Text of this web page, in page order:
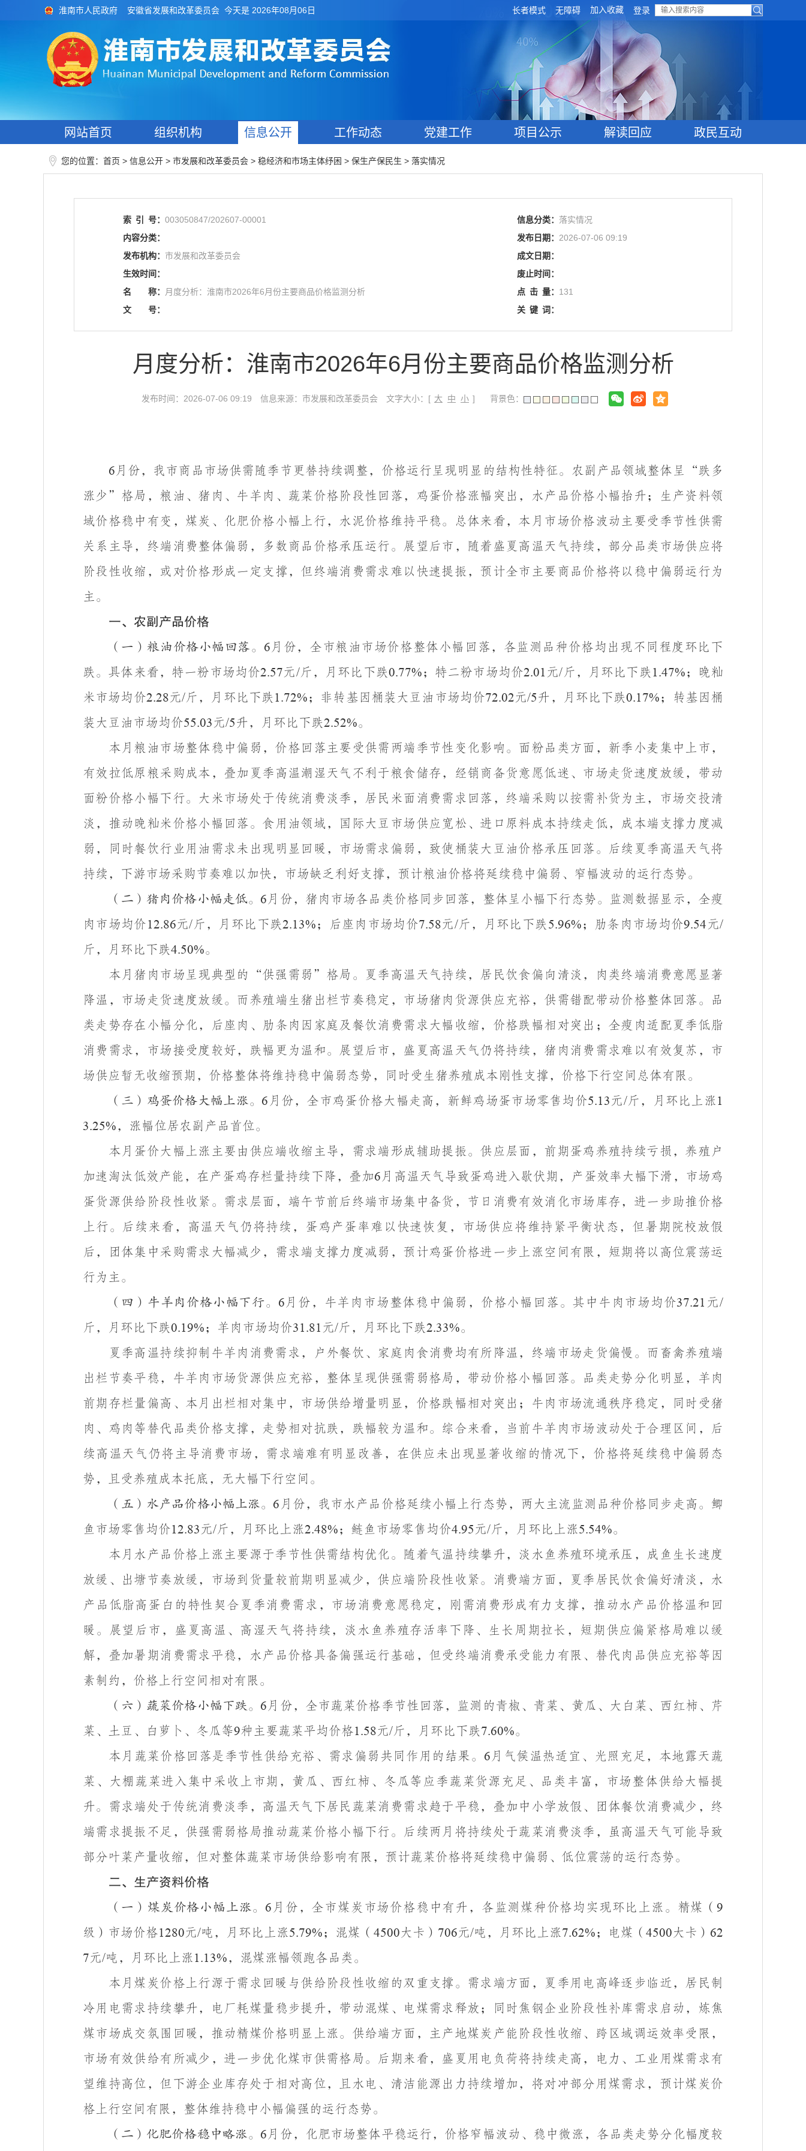
淮南市人民政府 安徽省发展和改革委员会 今天是 2026年08月06日 长者模式 无障碍 加入收藏 登录
网站首页 组织机构 信息公开 工作动态 党建工作 项目公示 解读回应 政民互动
您的位置： 首页 > 信息公开 > 市发展和改革委员会 > 稳经济和市场主体纾困 > 保生产保民生 > 落实情况
索 引 号： 003050847/202607-00001 信息分类： 落实情况
内容分类：
发布日期： 2026-07-06 09:19
发布机构： 市发展和改革委员会
成文日期：
生效时间：
废止时间：
名
称： 月度分析：淮南市2026年6月份主要商品价格监测分析 点 击 量： 131
文
号： 关 键 词：
月度分析：淮南市2026年6月份主要商品价格监测分析
发布时间：2026-07-06 09:19 信息来源：市发展和改革委员会 文字大小：[ 大 中 小 ] 背景色：
6 月份，我市商品市场供需随季节更替持续调整，价格运行呈现明显的结构性特征。农副产品领域整体呈“跌多
涨少”格局，粮油、猪肉、牛羊肉、蔬菜价格阶段性回落，鸡蛋价格涨幅突出，水产品价格小幅抬升；生产资料领
域价格稳中有变，煤炭、化肥价格小幅上行，水泥价格维持平稳。总体来看，本月市场价格波动主要受季节性供需
关系主导，终端消费整体偏弱，多数商品价格承压运行。展望后市，随着盛夏高温天气持续，部分品类市场供应将
阶段性收缩，或对价格形成一定支撑，但终端消费需求难以快速提振，预计全市主要商品价格将以稳中偏弱运行为
主。
一、农副产品价格
（一）粮油价格小幅回落。 6 月份，全市粮油市场价格整体小幅回落，各监测品种价格均出现不同程度环比下
跌。具体来看，特一粉市场均价2.57元/斤，月环比下跌0.77%；特二粉市场均价2.01 元/斤，月环比下跌 1.47%；晚籼
米市场均价2.28元/斤，月环比下跌 1.72%；非转基因桶装大豆油市场均价72.02元/5升，月环比下跌0.17%；转基因桶
装大豆油市场均价55.03元/5升，月环比下跌2.52%。
本月粮油市场整体稳中偏弱，价格回落主要受供需两端季节性变化影响。面粉品类方面，新季小麦集中上市，
有效拉低原粮采购成本，叠加夏季高温潮湿天气不利于粮食储存，经销商备货意愿低迷、市场走货速度放缓，带动
面粉价格小幅下行。大米市场处于传统消费淡季，居民米面消费需求回落，终端采购以按需补货为主，市场交投清
淡，推动晚籼米价格小幅回落。食用油领域，国际大豆市场供应宽松、进口原料成本持续走低，成本端支撑力度减
弱，同时餐饮行业用油需求未出现明显回暖，市场需求偏弱，致使桶装大豆油价格承压回落。后续夏季高温天气将
持续，下游市场采购节奏难以加快，市场缺乏利好支撑，预计粮油价格将延续稳中偏弱、窄幅波动的运行态势。
（二）猪肉价格小幅走低。 6 月份，猪肉市场各品类价格同步回落，整体呈小幅下行态势。监测数据显示，全瘦
肉市场均价12.86元/斤，月环比下跌2.13%；后座肉市场均价7.58元/斤，月环比下跌 5.96%；肋条肉市场均价9.54元/
斤，月环比下跌4.50%。
本月猪肉市场呈现典型的
“供强需弱”格局。夏季高温天气持续，居民饮食偏向清淡，肉类终端消费意愿显著
降温，市场走货速度放缓。而养殖端生猪出栏节奏稳定，市场猪肉货源供应充裕，供需错配带动价格整体回落。品
类走势存在小幅分化，后座肉、肋条肉因家庭及餐饮消费需求大幅收缩，价格跌幅相对突出；全瘦肉适配夏季低脂
消费需求，市场接受度较好，跌幅更为温和。展望后市，盛夏高温天气仍将持续，猪肉消费需求难以有效复苏，市
场供应暂无收缩预期，价格整体将维持稳中偏弱态势，同时受生猪养殖成本刚性支撑，价格下行空间总体有限。
（三）鸡蛋价格大幅上涨。 6 月份，全市鸡蛋价格大幅走高，新鲜鸡场蛋市场零售均价5.13元/斤，月环比上涨 1
3.25%，涨幅位居农副产品首位。
本月蛋价大幅上涨主要由供应端收缩主导，需求端形成辅助提振。供应层面，前期蛋鸡养殖持续亏损，养殖户
加速淘汰低效产能，在产蛋鸡存栏量持续下降，叠加6 月高温天气导致蛋鸡进入歇伏期，产蛋效率大幅下滑，市场鸡
蛋货源供给阶段性收紧。需求层面，端午节前后终端市场集中备货，节日消费有效消化市场库存，进一步助推价格
上行。后续来看，高温天气仍将持续，蛋鸡产蛋率难以快速恢复，市场供应将维持紧平衡状态，但暑期院校放假
后，团体集中采购需求大幅减少，需求端支撑力度减弱，预计鸡蛋价格进一步上涨空间有限，短期将以高位震荡运
行为主。
（四）牛羊肉价格小幅下行。 6 月份，牛羊肉市场整体稳中偏弱，价格小幅回落。其中牛肉市场均价37.21 元/
斤，月环比下跌0.19%；羊肉市场均价31.81 元/斤，月环比下跌2.33%。
夏季高温持续抑制牛羊肉消费需求，户外餐饮、家庭肉食消费均有所降温，终端市场走货偏慢。而畜禽养殖端
出栏节奏平稳，牛羊肉市场货源供应充裕，整体呈现供强需弱格局，带动价格小幅回落。品类走势分化明显，羊肉
前期存栏量偏高、本月出栏相对集中，市场供给增量明显，价格跌幅相对突出；牛肉市场流通秩序稳定，同时受猪
肉、鸡肉等替代品类价格支撑，走势相对抗跌，跌幅较为温和。综合来看，当前牛羊肉市场波动处于合理区间，后
续高温天气仍将主导消费市场，需求端难有明显改善，在供应未出现显著收缩的情况下，价格将延续稳中偏弱态
势，且受养殖成本托底，无大幅下行空间。
（五）水产品价格小幅上涨。 6 月份，我市水产品价格延续小幅上行态势，两大主流监测品种价格同步走高。鲫
鱼市场零售均价12.83元/斤，月环比上涨2.48%；鲢鱼市场零售均价4.95元/斤，月环比上涨5.54%。
本月水产品价格上涨主要源于季节性供需结构优化。随着气温持续攀升，淡水鱼养殖环境承压，成鱼生长速度
放缓、出塘节奏放缓，市场到货量较前期明显减少，供应端阶段性收紧。消费端方面，夏季居民饮食偏好清淡，水
产品低脂高蛋白的特性契合夏季消费需求，市场消费意愿稳定，刚需消费形成有力支撑，推动水产品价格温和回
暖。展望后市，盛夏高温、高湿天气将持续，淡水鱼养殖存活率下降、生长周期拉长，短期供应偏紧格局难以缓
解，叠加暑期消费需求平稳，水产品价格具备偏强运行基础，但受终端消费承受能力有限、替代肉品供应充裕等因
素制约，价格上行空间相对有限。
（六）蔬菜价格小幅下跌。 6 月份，全市蔬菜价格季节性回落，监测的青椒、青菜、黄瓜、大白菜、西红柿、芹
菜、土豆、白萝卜、冬瓜等9种主要蔬菜平均价格1.58元/斤，月环比下跌7.60%。
本月蔬菜价格回落是季节性供给充裕、需求偏弱共同作用的结果。 6 月气候温热适宜、光照充足，本地露天蔬
菜、大棚蔬菜进入集中采收上市期，黄瓜、西红柿、冬瓜等应季蔬菜货源充足、品类丰富，市场整体供给大幅提
升。需求端处于传统消费淡季，高温天气下居民蔬菜消费需求趋于平稳，叠加中小学放假、团体餐饮消费减少，终
端需求提振不足，供强需弱格局推动蔬菜价格小幅下行。后续两月将持续处于蔬菜消费淡季，虽高温天气可能导致
部分叶菜产量收缩，但对整体蔬菜市场供给影响有限，预计蔬菜价格将延续稳中偏弱、低位震荡的运行态势。
二、生产资料价格
（一）煤炭价格小幅上涨。 6 月份，全市煤炭市场价格稳中有升，各监测煤种价格均实现环比上涨。精煤（9
级）市场价格1280元/吨，月环比上涨5.79%；混煤（ 4500大卡） 706元/吨，月环比上涨7.62%；电煤（4500大卡） 62
7元/吨，月环比上涨 1.13%，混煤涨幅领跑各品类。
本月煤炭价格上行源于需求回暖与供给阶段性收缩的双重支撑。需求端方面，夏季用电高峰逐步临近，居民制
冷用电需求持续攀升，电厂耗煤量稳步提升，带动混煤、电煤需求释放；同时焦钢企业阶段性补库需求启动，炼焦
煤市场成交氛围回暖，推动精煤价格明显上涨。供给端方面，主产地煤炭产能阶段性收缩、跨区域调运效率受限，
市场有效供给有所减少，进一步优化煤市供需格局。后期来看，盛夏用电负荷将持续走高，电力、工业用煤需求有
望维持高位，但下游企业库存处于相对高位，且水电、清洁能源出力持续增加，将对冲部分用煤需求，预计煤炭价
格上行空间有限，整体维持稳中小幅偏强的运行态势。
（二）化肥价格稳中略涨。 6 月份，化肥市场整体平稳运行，价格窄幅波动、稳中微涨，各品类走势分化幅度较